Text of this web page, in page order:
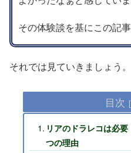
その体験談を基にこの記
それでは見ていきましょう。
目次
リアのドラレコは必
つの理由